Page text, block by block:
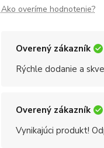
Ako overíme hodnotenie?
Overený zákazník
Rýchle dodanie a
Overený zákazník
Vynikajúci produkt!